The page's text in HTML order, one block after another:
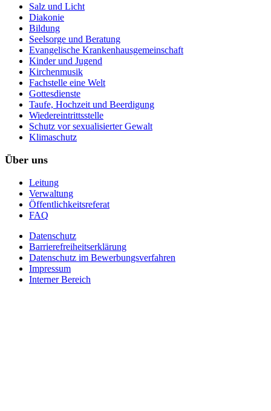
Salz und Licht
Diakonie
Bildung
Seelsorge und Beratung
Evangelische Krankenhausgemeinschaft
Kinder und Jugend
Kirchenmusik
Fachstelle eine Welt
Gottesdienste
Taufe, Hochzeit und Beerdigung
Wiedereintrittsstelle
Schutz vor sexualisierter Gewalt
Klimaschutz
Über uns
Leitung
Verwaltung
Öffentlichkeitsreferat
FAQ
Datenschutz
Barrierefreiheitserklärung
Datenschutz im Bewerbungsverfahren
Impressum
Interner Bereich